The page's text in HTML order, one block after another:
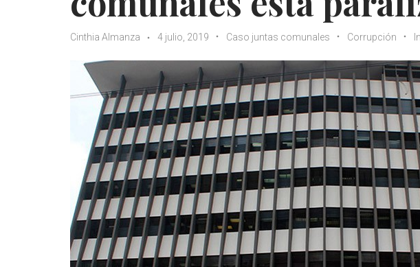
Cinthia Almanza 4 julio, 2019 Caso juntas comunales Corrupción